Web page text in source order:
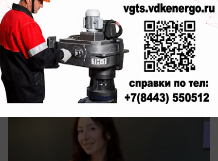
вчера в 15:00
Поздравления
Поздравляем Руслану Краснову с Днем
Рождения!